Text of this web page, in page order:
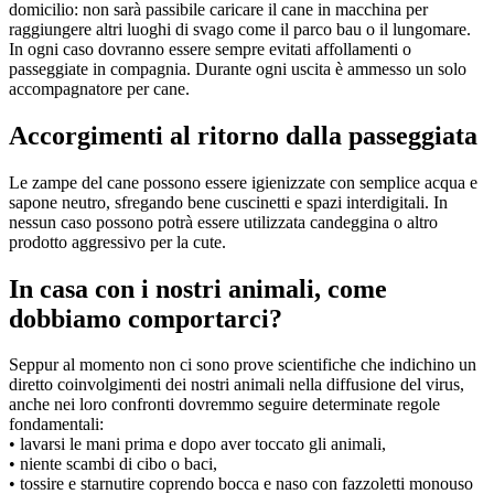
domicilio: non sarà passibile caricare il cane in macchina per
raggiungere altri luoghi di svago come il parco bau o il lungomare.
In ogni caso dovranno essere sempre evitati affollamenti o
passeggiate in compagnia. Durante ogni uscita è ammesso un solo
accompagnatore per cane.
Accorgimenti al ritorno dalla passeggiata
Le zampe del cane possono essere igienizzate con semplice acqua e
sapone neutro, sfregando bene cuscinetti e spazi interdigitali. In
nessun caso possono potrà essere utilizzata candeggina o altro
prodotto aggressivo per la cute.
In casa con i nostri animali, come
dobbiamo comportarci?
Seppur al momento non ci sono prove scientifiche che indichino un
diretto coinvolgimenti dei nostri animali nella diffusione del virus,
anche nei loro confronti dovremmo seguire determinate regole
fondamentali:
• lavarsi le mani prima e dopo aver toccato gli animali,
• niente scambi di cibo o baci,
• tossire e starnutire coprendo bocca e naso con fazzoletti monouso